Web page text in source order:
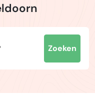
Zoeken